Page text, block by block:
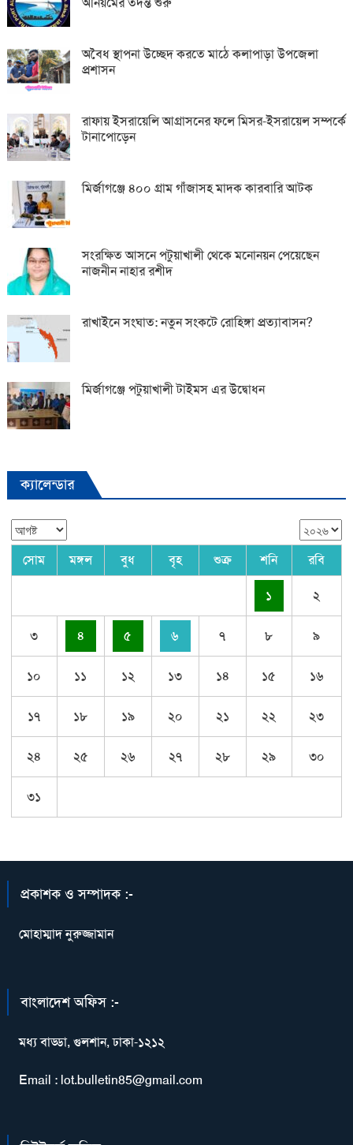
অবৈধ স্থাপনা উচ্ছেদ করতে মাঠে কলাপাড়া উপজেলা
প্রশাসন
রাফায় ইসরায়েলি আগ্রাসনের ফলে মিসর-ইসরায়েল সম্পর্কে
টানাপোড়েন
মির্জাগঞ্জে ৪০০ গ্রাম গাঁজাসহ মাদক কারবারি আটক
সংরক্ষিত আসনে পটুয়াখালী থেকে মনোনয়ন পেয়েছেন
নাজনীন নাহার রশীদ
রাখাইনে সংঘাত: নতুন সংকটে রোহিঙ্গা প্রত্যাবাসন?
মির্জাগঞ্জে পটুয়াখালী টাইমস এর উদ্বোধন
ক্যালেন্ডার
সোম মঙ্গল বুধ বৃহ শুক্র শনি রবি
১ ২
৩ ৪ ৫ ৬ ৭ ৮ ৯
১০ ১১ ১২ ১৩ ১৪ ১৫ ১৬
১৭ ১৮ ১৯ ২০ ২১ ২২ ২৩
২৪ ২৫ ২৬ ২৭ ২৮ ২৯ ৩০
৩১
প্রকাশক ও সম্পাদক :-
মোহাম্মাদ নুরুজ্জামান
বাংলাদেশ অফিস :-
মধ্য বাড্ডা, গুলশান, ঢাকা-১২১২
Email : lot.bulletin85@gmail.com